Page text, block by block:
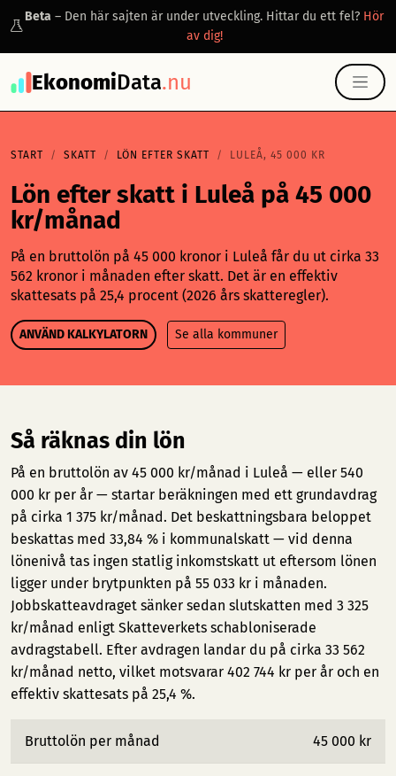
Beta – Den här sajten är under utveckling. Hittar du ett fel? Hör
av dig!
EkonomiData.nu
START SKATT LÖN EFTER SKATT LULEÅ, 45 000 KR
Lön efter skatt i Luleå på 45 000
kr/månad
På en bruttolön på 45 000 kronor i Luleå får du ut cirka 33
562 kronor i månaden efter skatt. Det är en effektiv
skattesats på 25,4 procent (2026 års skatteregler).
ANVÄND KALKYLATORN Se alla kommuner
Så räknas din lön
På en bruttolön av 45 000 kr/månad i Luleå — eller 540
000 kr per år — startar beräkningen med ett grundavdrag
på cirka 1 375 kr/månad. Det beskattningsbara beloppet
beskattas med 33,84 % i kommunalskatt — vid denna
lönenivå tas ingen statlig inkomstskatt ut eftersom lönen
ligger under brytpunkten på 55 033 kr i månaden.
Jobbskatteavdraget sänker sedan slutskatten med 3 325
kr/månad enligt Skatteverkets schabloniserade
avdragstabell. Efter avdragen landar du på cirka 33 562
kr/månad netto, vilket motsvarar 402 744 kr per år och en
effektiv skattesats på 25,4 %.
Bruttolön per månad 45 000 kr